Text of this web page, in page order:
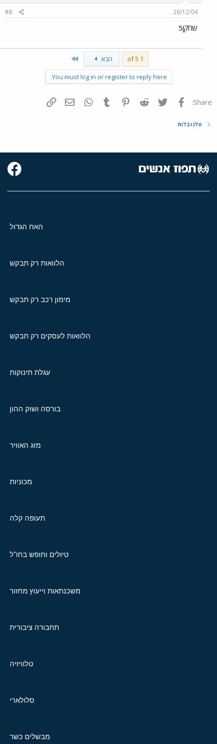
26/12/04
#8
שחקן5
1 of 5 הבא
You must log in or register to reply here.
Share: פייסבוק Twitter
Reddit
Pinterest
Tumblr
WhatsAppדואר אלקטרוני
טלנובלות
האח הגדול
הלוואות רק תבקש
מימון רכב רק תבקש
הלוואות לעסקים רק תבקש
עגלת תינוקות
בורסה ושוק ההון
מזג האוויר
מכוניות
תעופה קלה
טיולים וחופש בחו"ל
משכנתאות וייעוץ מחזור
תחבורה ציבורית
טלוויזיה
סלולארי
מבשלים כשר